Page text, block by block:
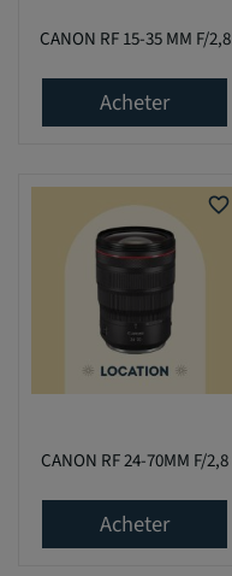
CANON RF 15-35 MM F/2,8
Acheter
favorite_border
CANON RF 24-70MM F/2,8
Acheter